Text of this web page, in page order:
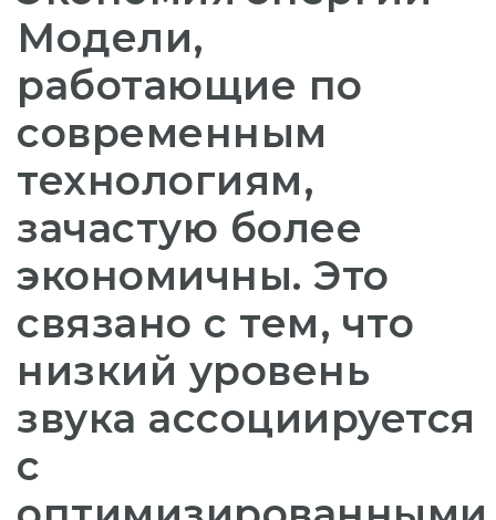
Модели,
работающие по
современным
технологиям,
зачастую более
экономичны. Это
связано с тем, что
низкий уровень
звука ассоциируется
с